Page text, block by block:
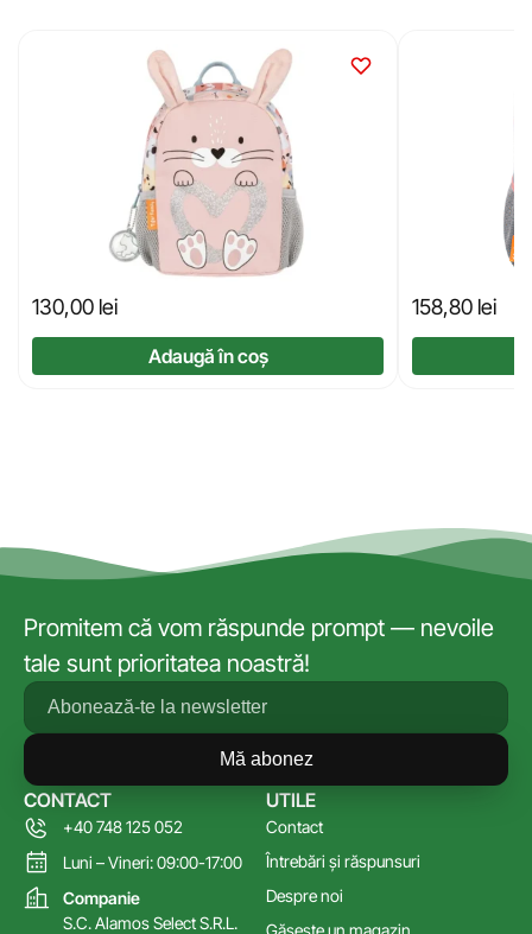
130,00 lei
Adaugă în coș
158,80 lei
Promitem că vom răspunde prompt — nevoile
tale sunt prioritatea noastră!
Mă abonez
UTILE
Contact
Întrebări și răspunsuri
Despre noi
Găsește un magazin
CONTACT
+40 748 125 052
Luni – Vineri: 09:00-17:00
Companie
S.C. Alamos Select S.R.L.